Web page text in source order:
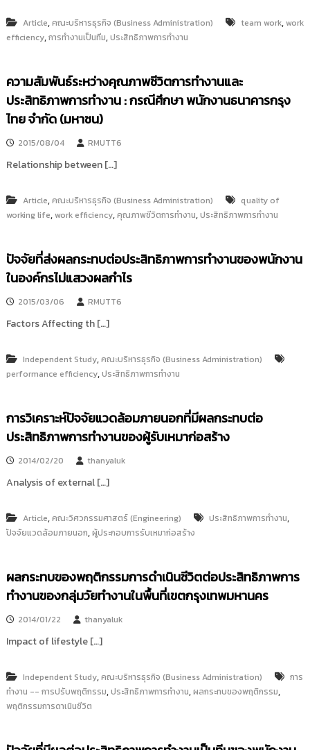
Article,คณะบริหารธุรกิจ (Business Administration) team work,work
efficiency,การทำงานเป็นทีม,ประสิทธิภาพการทำงาน
ความสัมพันธ์ระหว่างคุณภาพชีวิตการทำงานและ
ประสิทธิภาพการทำงาน : กรณีศึกษา พนักงานธนาคารกรุง
ไทย จำกัด (มหาชน)
2015/08/04 RMUTT6
Relationship between […]
Article,คณะบริหารธุรกิจ (Business Administration)
quality of
working life,work efficiency,คุณภาพชีวิตการทำงาน,ประสิทธิภาพการทำงาน
ปัจจัยที่ส่งผลกระทบต่อประสิทธิภาพการทำงานของพนักงาน
ในองค์กรไม่แสวงผลกำไร
2015/03/06 RMUTT6
Factors Affecting th […]
Independent Study,คณะบริหารธุรกิจ (Business Administration)
performance efficiency,ประสิทธิภาพการทำงาน
การวิเคราะห์ปัจจัยแวดล้อมภายนอกที่มีผลกระทบต่อ
ประสิทธิภาพการทำงานของผู้รับเหมาก่อสร้าง
2014/02/20 thanyaluk
Analysis of external […]
Article,คณะวิศวกรรมศาสตร์ (Engineering) ประสิทธิภาพการทำงาน,
ปัจจัยแวดล้อมภายนอก,ผู้ประกอบการรับเหมาก่อสร้าง
ผลกระทบของพฤติกรรมการดำเนินชีวิตต่อประสิทธิภาพการ
ทำงานของกลุ่มวัยทำงานในพื้นที่เขตกรุงเทพมหานคร
2014/01/22 thanyaluk
Impact of lifestyle […]
Independent Study,คณะบริหารธุรกิจ (Business Administration)
การ
ทำงาน -- การปรับพฤติกรรม,ประสิทธิภาพการทำงาน,ผลกระทบของพฤติกรรม,
พฤติกรรมการดาเนินชีวิต